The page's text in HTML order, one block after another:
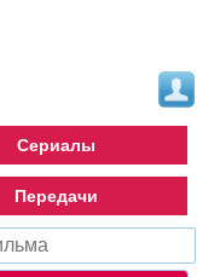
Сериалы
Передачи